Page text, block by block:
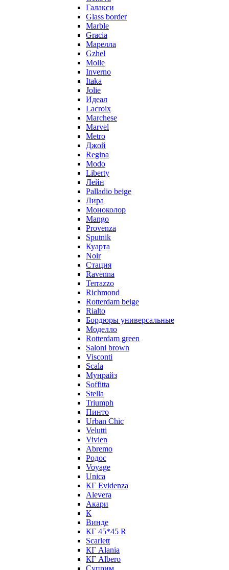
Галакси
Glass border
Marble
Gracia
Марелла
Gzhel
Molle
Inverno
Itaka
Jolie
Идеал
Lacroix
Marchese
Marvel
Metro
Джой
Regina
Modo
Liberty
Лейн
Palladio beige
Лира
Моноколор
Mango
Provenza
Sputnik
Куарта
Noir
Стация
Ravenna
Terrazzo
Richmond
Rotterdam beige
Rialto
Бордюры универсальные
Моделло
Rotterdam green
Saloni brown
Visconti
Scala
Мунрайз
Soffitta
Stella
Triumph
Пинто
Urban Chic
Velutti
Vivien
Abremo
Родос
Voyage
Unica
КГ Evidenza
Alevera
Акари
К
Винде
КГ 45*45 R
Scarlett
КГ Alania
КГ Albero
Суприм